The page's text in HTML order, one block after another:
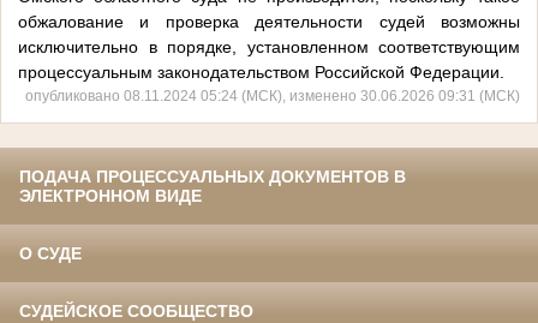
обжалование и проверка деятельности судей возможны
исключительно в порядке, установленном соответствующим
процессуальным законодательством Российской Федерации.
опубликовано 08.11.2024 05:24 (МСК), изменено 30.06.2026 09:31 (МСК)
ПОДАЧА ПРОЦЕССУАЛЬНЫХ ДОКУМЕНТОВ В
ЭЛЕКТРОННОМ ВИДЕ
О СУДЕ
СУДЕЙСКОЕ СООБЩЕСТВО